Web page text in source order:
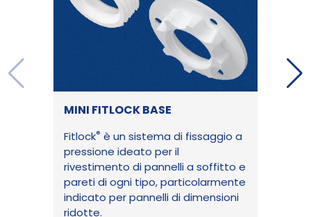
MINI FITLOCK BASE
Fitlock® è un sistema di fissaggio a
pressione ideato per il
rivestimento di pannelli a soffitto e
pareti di ogni tipo, particolarmente
indicato per pannelli di dimensioni
ridotte.